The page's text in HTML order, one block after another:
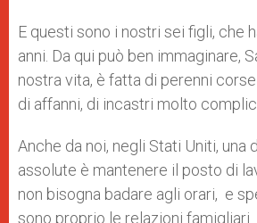
E questi sono i nostri sei figli, che
anni. Da qui può ben immaginare,
nostra vita, è fatta di perenni
di affanni, di incastri molto
Anche da noi, negli Stati Uniti, una
assolute è mantenere il posto di
non bisogna badare agli orari, e
sono proprio le relazioni famigliari.